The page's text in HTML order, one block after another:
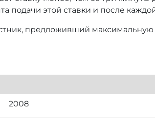
подачи этой ставки и после
предложивший максимальную
2008